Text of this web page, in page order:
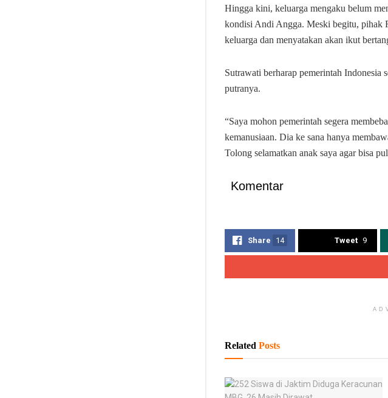
Hingga kini, keluarga mengaku belum
kondisi Andi Angga. Meski begitu, pihak
keluarga dan menyatakan akan ikut
Sutrawati berharap pemerintah Indonesia
putranya.
“Saya mohon pemerintah segera
kemanusiaan. Dia ke sana hanya
Tolong selamatkan anak saya agar bisa
Komentar
Share 14 Tweet 9
Related Posts